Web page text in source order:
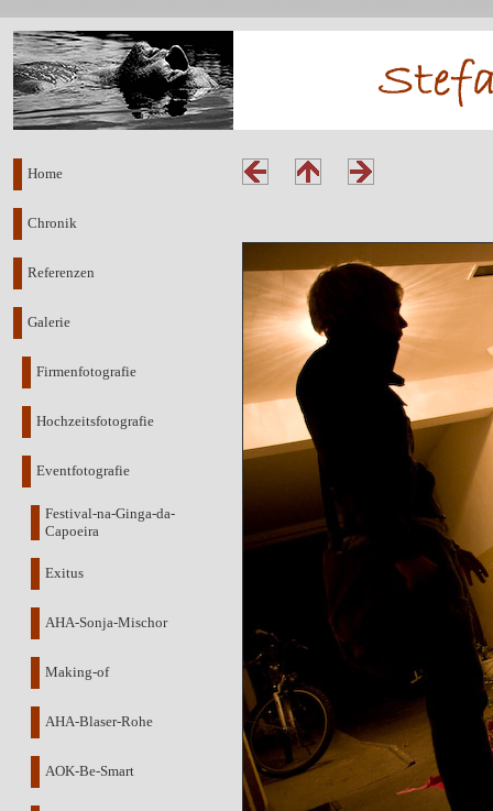
Home
Chronik
Referenzen
Galerie
Firmenfotografie
Hochzeitsfotografie
Eventfotografie
Festival-na-Ginga-da-
Capoeira
Exitus
AHA-Sonja-Mischor
Making-of
AHA-Blaser-Rohe
AOK-Be-Smart